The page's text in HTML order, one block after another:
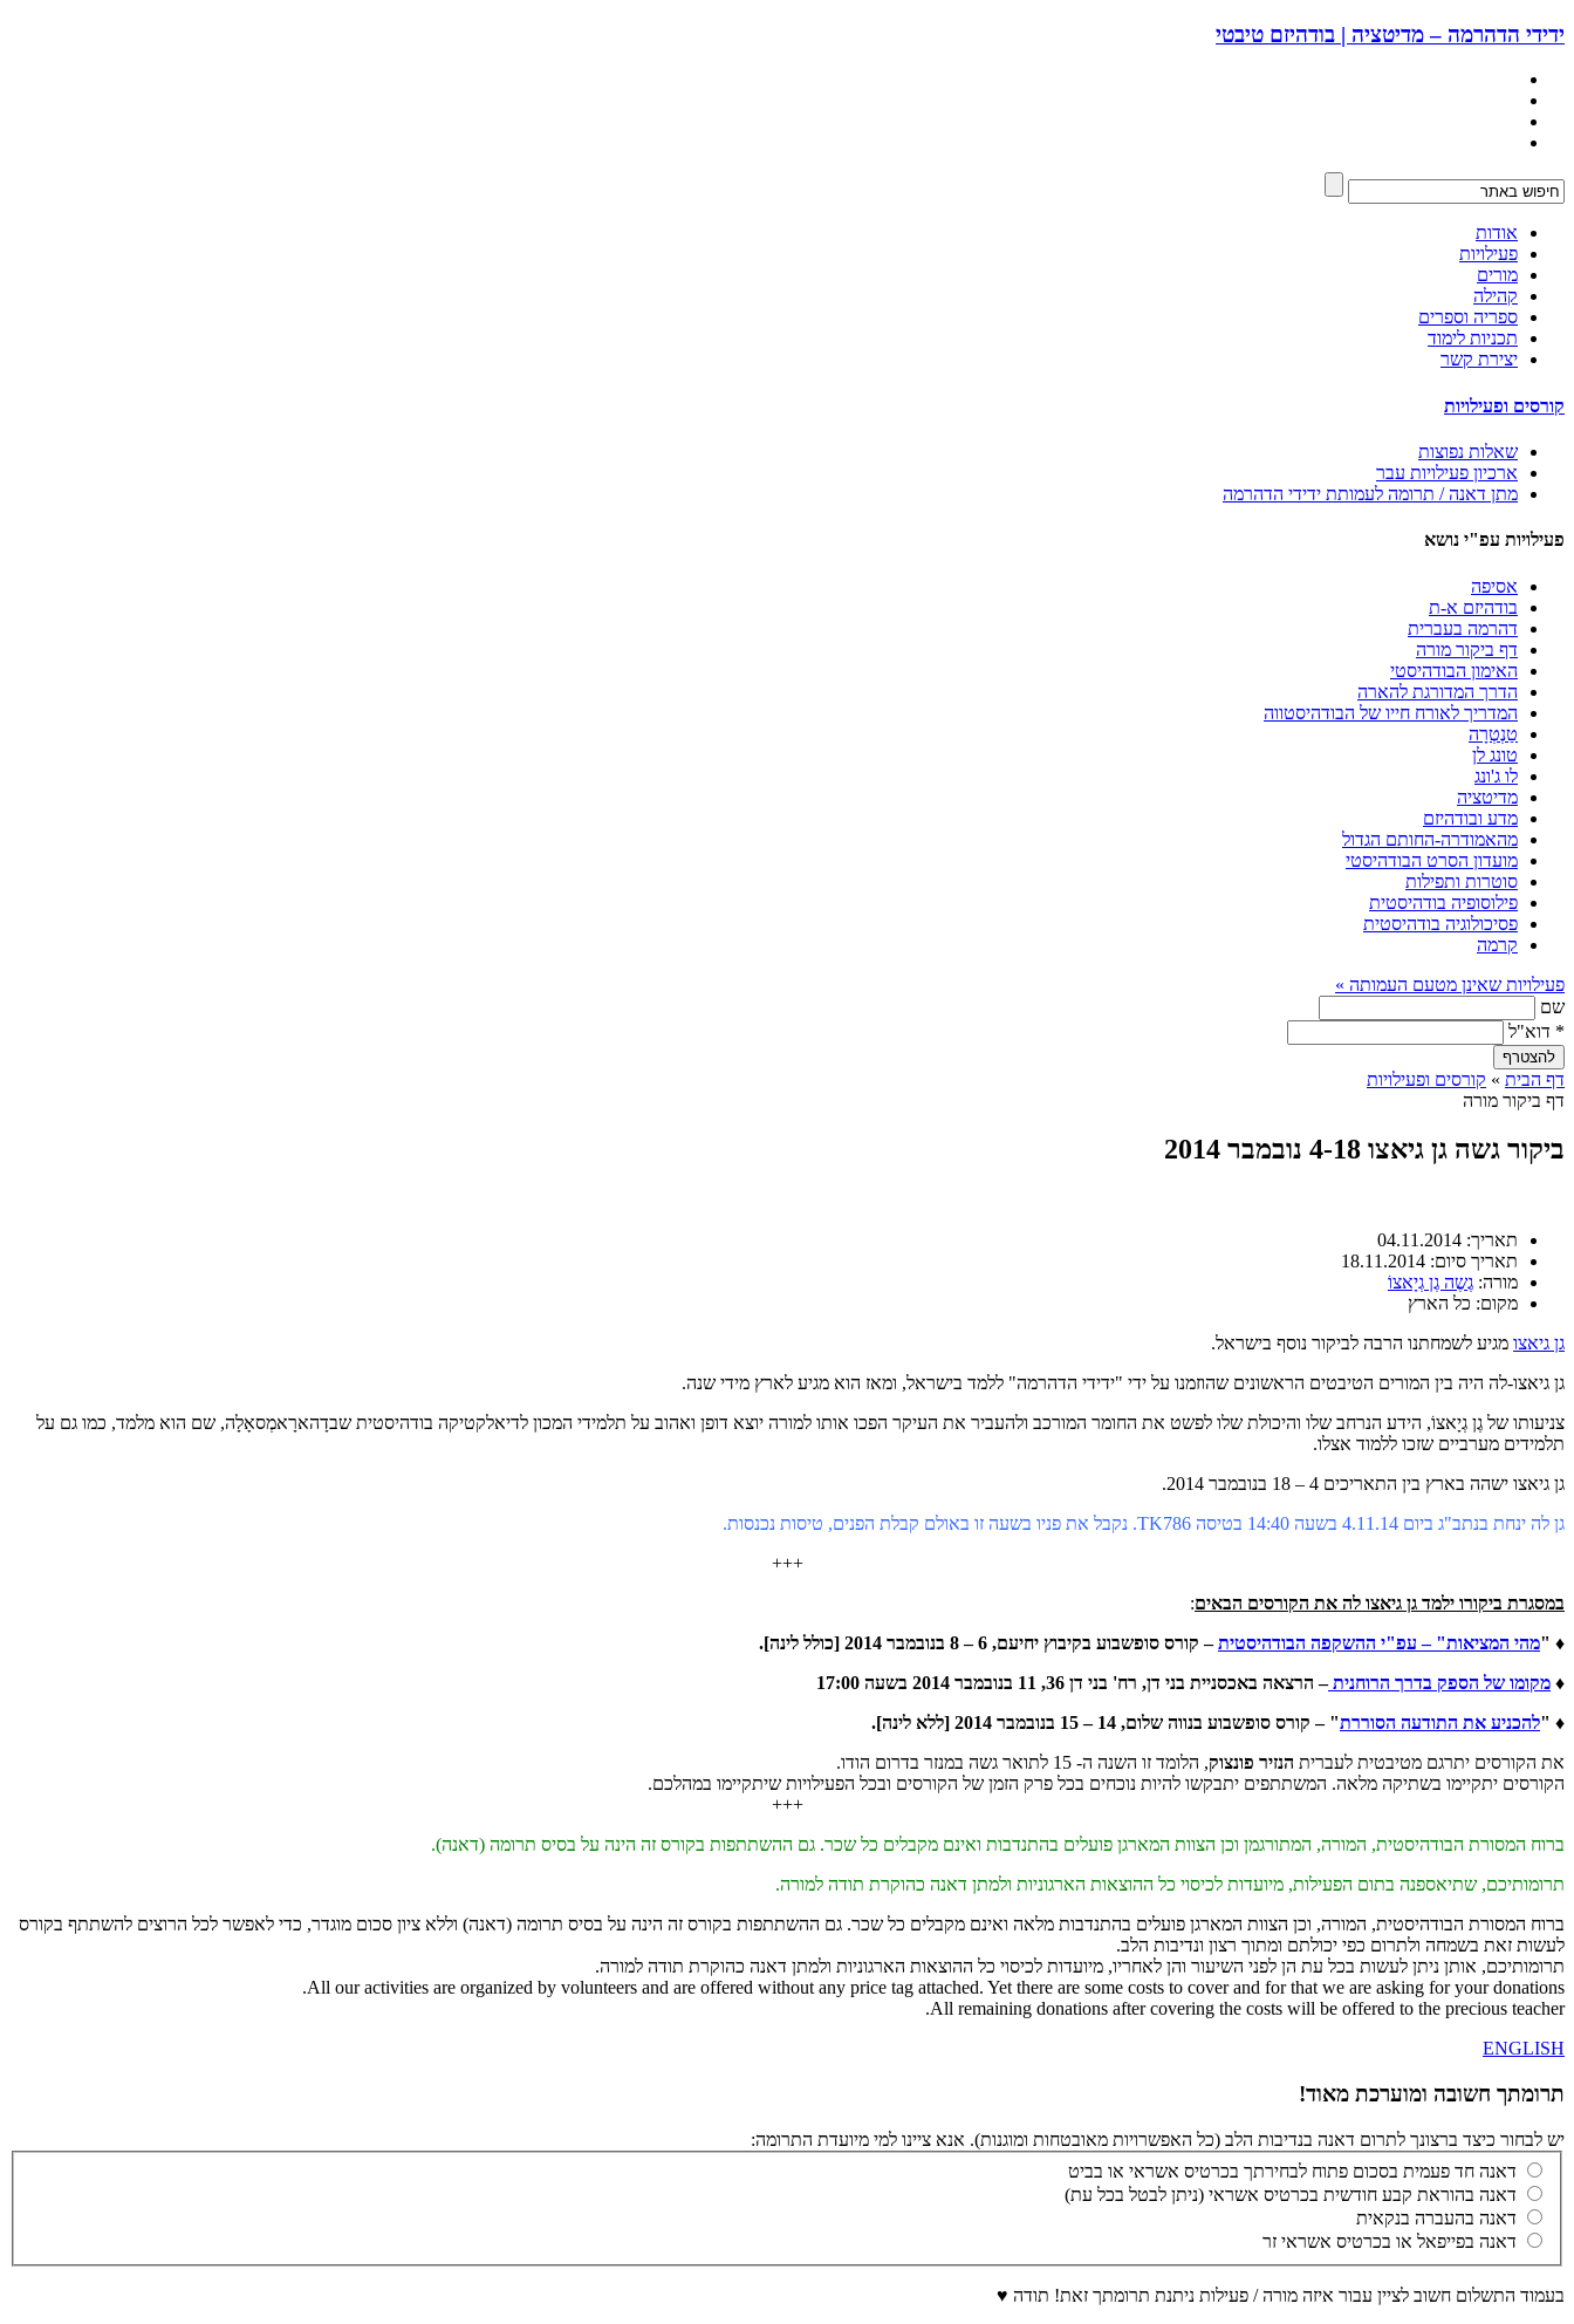
ידידי הדהרמה – מדיטציה | בודהיזם טיבטי
אודות
פעילויות
מורים
קהילה
ספריה וספרים
תכניות לימוד
יצירת קשר
קורסים ופעילויות
שאלות נפוצות
ארכיון פעילויות עבר
מתן דאנה / תרומה לעמותת ידידי הדהרמה
פעילויות עפ"י נושא
אסיפה
בודהיזם א-ת
דהרמה בעברית
דף ביקור מורה
האימון הבודהיסטי
הדרך המדורגת להארה
המדריך לאורח חייו של הבודהיסטווה
טַנְטְרָה
טונג לן
לו ג'ונג
מדיטציה
מדע ובודהיזם
מהאמודרה-החותם הגדול
מועדון הסרט הבודהיסטי
סוטרות ותפילות
פילוסופיה בודהיסטית
פסיכולוגיה בודהיסטית
קרמה
פעילויות שאינן מטעם העמותה »
שם
* דוא"ל
דף הבית » קורסים ופעילויות
דף ביקור מורה
ביקור גשה גן גיאצו 4-18 נובמבר 2014
תאריך:
תאריך סיום:
מורה: גֶשֶה גֶן גְיָאצוֹ
מקום: כל הארץ
גן גיאצו מגיע לשמחתנו הרבה לביקור נוסף בישראל.
גן גיאצו-לה היה בין המורים הטיבטים הראשונים שהוזמנו על ידי "ידידי הדהרמה" ללמד בישראל, ומאז הוא מגיע לארץ מידי שנה.
צניעותו של גֶן גְיָאצוֹ, הידע הנרחב שלו והיכולת שלו לפשט את החומר המורכב ולהעביר את העיקר הפכו אותו למורה יוצא דופן ואהוב על תלמידי המכון לדיאלקטיקה בודהיסטית שבדָהארָאמְסאָלָה, שם הוא מלמד, כמו גם על
תלמידים מערביים שזכו ללמוד אצלו.
גן גיאצו ישהה בארץ בין התאריכים 4 – 18 בנובמבר 2014.
גן לה ינחת בנתב"ג ביום 4.11.14 בשעה 14:40 בטיסה TK786. נקבל את פניו בשעה זו באולם קבלת הפנים, טיסות נכנסות.
+++
במסגרת ביקורו ילמד גן גיאצו לה את הקורסים הבאים:
♦ "מהי המציאות" – עפ"י ההשקפה הבודהיסטית– קורס סופשבוע בקיבוץ יחיעם, 6 – 8 בנובמבר 2014 [כולל לינה].
♦ מקומו של הספק בדרך הרוחנית– הרצאה באכסניית בני דן, רח' בני דן 36, 11 בנובמבר 2014 בשעה 17:00
♦ "להכניע את התודעה הסוררת" – קורס סופשבוע בנווה שלום, 14 – 15 בנובמבר 2014 [ללא לינה].
את הקורסים יתרגם מטיבטית לעברית הנזיר פונצוק, הלומד זו השנה ה- 15 לתואר גשה במנזר בדרום הודו.
הקורסים יתקיימו בשתיקה מלאה. המשתתפים יתבקשו להיות נוכחים בכל פרק הזמן של הקורסים ובכל הפעילויות שיתקיימו במהלכם.
+++
ברוח המסורת הבודהיסטית, המורה, המתורגמן וכן הצוות המארגן פועלים בהתנדבות ואינם מקבלים כל שכר. גם ההשתתפות בקורס זה הינה על בסיס תרומה (דאנה).
תרומותיכם, שתיאספנה בתום הפעילות, מיועדות לכיסוי כל ההוצאות הארגוניות ולמתן דאנה כהוקרת תודה למורה.
ברוח המסורת הבודהיסטית, המורה, וכן הצוות המארגן פועלים בהתנדבות מלאה ואינם מקבלים כל שכר. גם ההשתתפות בקורס זה הינה על בסיס תרומה (דאנה) וללא ציון סכום מוגדר, כדי לאפשר לכל הרוצים להשתתף בקורס
לעשות זאת בשמחה ולתרום כפי יכולתם ומתוך רצון ונדיבות הלב.
תרומותיכם, אותן ניתן לעשות בכל עת הן לפני השיעור והן לאחריו, מיועדות לכיסוי כל ההוצאות הארגוניות ולמתן דאנה כהוקרת תודה למורה.
All our activities are organized by volunteers and are offered without any price tag attached. Yet there are some costs to cover and for that we are asking for your donations.
All remaining donations after covering the costs will be offered to the precious teacher.
ENGLISH
תרומתך חשובה ומוערכת מאוד!
יש לבחור כיצד ברצונך לתרום דאנה בנדיבות הלב (כל האפשרויות מאובטחות ומוגנות). אנא ציינו למי מיועדת התרומה:
דאנה חד פעמית בסכום פתוח לבחירתך בכרטיס אשראי או בביט
דאנה בהוראת קבע חודשית בכרטיס אשראי (ניתן לבטל בכל עת)
דאנה בהעברה בנקאית
דאנה בפייפאל או בכרטיס אשראי זר
בעמוד התשלום חשוב לציין עבור איזה מורה / פעילות ניתנת תרומתך זאת! תודה ♥